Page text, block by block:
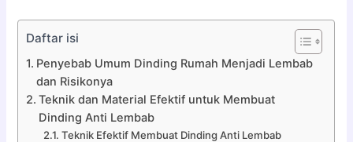
Daftar isi
Penyebab Umum Dinding Rumah Menjadi Lembab
dan Risikonya
Teknik dan Material Efektif untuk Membuat
Dinding Anti Lembab
Teknik Efektif Membuat Dinding Anti Lembab